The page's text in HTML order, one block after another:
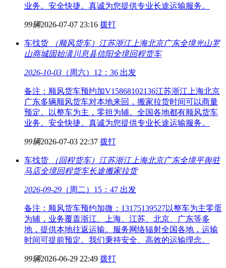
业务。安全快捷。真诚为您提供专业长途运输服务。
99辆2026-07-07 23:16 拨打
车找货 （顺风货车）江苏浙江上海北京广东全境光山罗
山商城固始潢川息县信阳全境回程货车
2026-10-03 （周六）12：36 出发
备注：顺风货车预约加V15868102136江苏浙江上海北京
广东多辆顺风货车对本地来回，搬家拉货时间可以商量
预定。以整车为主，零担为辅。全国各地都有顺风货车
业务。安全快捷。真诚为您提供专业长途运输服务。
99辆2026-07-03 22:37 拨打
车找货 （回程货车）江苏浙江上海北京广东全境平舆驻
马店全境回程货车长途搬家拉货
2026-09-29 （周二）15：47 出发
备注：顺风货车预约加微：13175139527以整车为主零蛋
为辅，业务覆盖浙江、上海、江苏、北京、广东等多
地，提供本地往返运输。服务网络辐射全国各地，运输
时间可提前预定。我们秉持安全、高效的运输理念。
99辆2026-06-29 22:49 拨打